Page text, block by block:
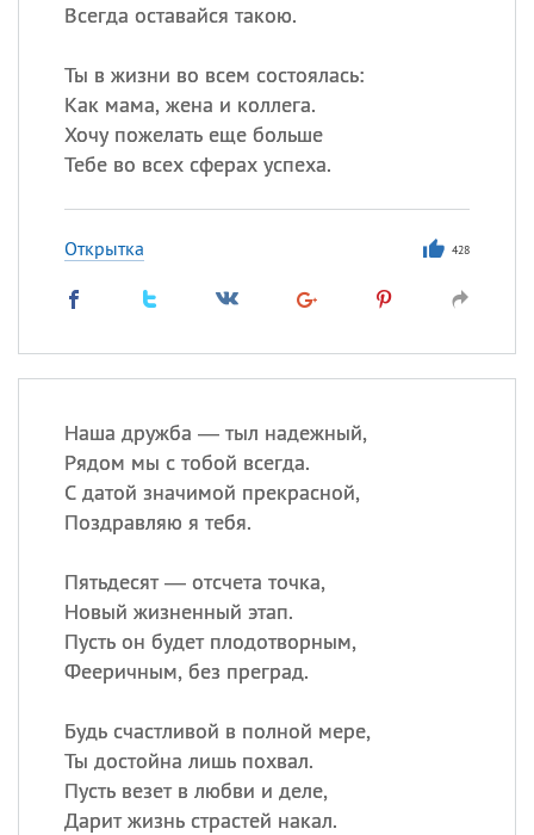
Всегда оставайся такою.
Ты в жизни во всем состоялась:
Как мама, жена и коллега.
Хочу пожелать еще больше
Тебе во всех сферах успеха.
Открытка 428
Наша дружба — тыл надежный,
Рядом мы с тобой всегда.
С датой значимой прекрасной,
Поздравляю я тебя.
Пятьдесят — отсчета точка,
Новый жизненный этап.
Пусть он будет плодотворным,
Фееричным, без преград.
Будь счастливой в полной мере,
Ты достойна лишь похвал.
Пусть везет в любви и деле,
Дарит жизнь страстей накал.